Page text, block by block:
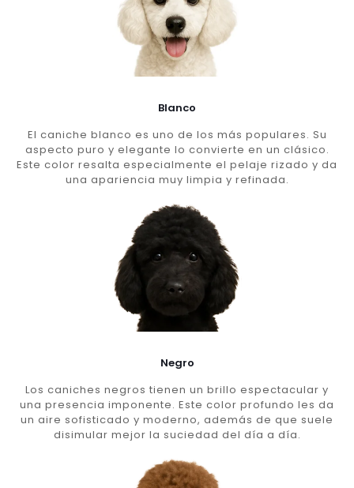
Blanco
El caniche blanco es uno de los más populares. Su
aspecto puro y elegante lo convierte en un clásico.
Este color resalta especialmente el pelaje rizado y da
una apariencia muy limpia y refinada.
Negro
Los caniches negros tienen un brillo espectacular y
una presencia imponente. Este color profundo les da
un aire sofisticado y moderno, además de que suele
disimular mejor la suciedad del día a día.